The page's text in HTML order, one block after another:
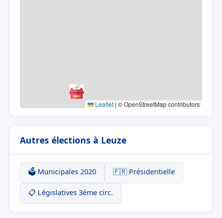
Leaflet | © OpenStreetMap contributors
Autres élections à Leuze
🗳️ Municipales 2020 🇫🇷 Présidentielle
📋 Législatives 3ème circ.